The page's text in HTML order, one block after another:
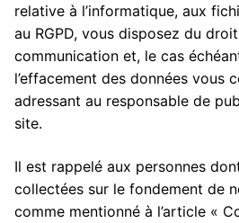
relative à l’informatique, aux
au RGPD, vous disposez du
communication et, le cas
l’effacement des données vous
adressant au responsable de
site.
Il est rappelé aux personnes
collectées sur le fondement de
comme mentionné à l’article «